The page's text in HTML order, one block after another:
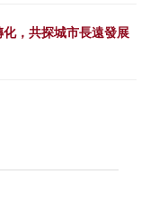
，共探城市長遠發展